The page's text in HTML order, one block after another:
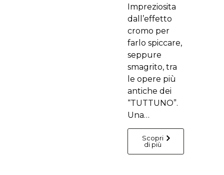
Impreziosita
dall’effetto
cromo per
farlo spiccare,
seppure
smagrito, tra
le opere più
antiche dei
“TUTTUNO”.
Una…
Scopri
di più